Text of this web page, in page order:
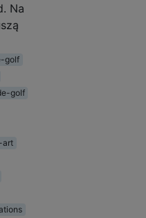
Na
golf
golf
art